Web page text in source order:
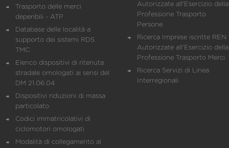
Trasporto delle merci
deperibili - ATP
Database delle località a
supporto dei sistemi RDS
TMC
Elenco dispositivi di ritenuta
stradale omologati ai sensi del
DM 21.06.04
Dispositivi riduzioni di massa
particolato
Codici immatricolativi di
ciclomotori omologati
Modalità di collegamento al
Autorizzate all'Esercizio della
Professione Trasporto
Persone
Ricerca Imprese iscritte REN
Autorizzate all'Esercizio della
Professione Trasporto Merci
Ricerca Servizi di Linea
Interregionali